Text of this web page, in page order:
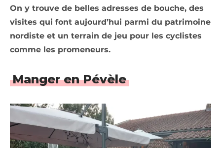
On y trouve de belles adresses de bouche, des
visites qui font aujourd’hui parmi du patrimoine
nordiste et un terrain de jeu pour les cyclistes
comme les promeneurs.
Manger en Pévèle